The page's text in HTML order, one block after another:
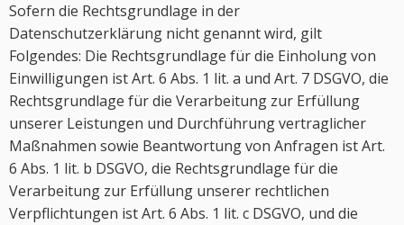
Sofern die Rechtsgrundlage in der
Datenschutzerklärung nicht genannt wird, gilt
Folgendes: Die Rechtsgrundlage für die Einholung von
Einwilligungen ist Art. 6 Abs. 1 lit. a und Art. 7 DSGVO, die
Rechtsgrundlage für die Verarbeitung zur Erfüllung
unserer Leistungen und Durchführung vertraglicher
Maßnahmen sowie Beantwortung von Anfragen ist Art.
6 Abs. 1 lit. b DSGVO, die Rechtsgrundlage für die
Verarbeitung zur Erfüllung unserer rechtlichen
Verpflichtungen ist Art. 6 Abs. 1 lit. c DSGVO, und die